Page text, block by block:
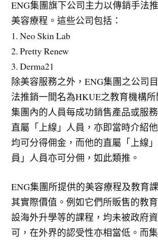
ENG集團旗下公司主力以傳銷手法
美容療程。這些公司包括：
1. Neo Skin Lab
2. Pretty Renew
3. Derma21
除美容服務之外，ENG集團之公司
法推銷一間名為HKUE之教育機構所
集團內的人員每成功銷售產品或服
直屬「上線」人員，亦即當時介紹
均可分得佣金，而他的直屬「上線
員」人員亦可分佣，如此類推。
ENG集團所提供的美容療程及教育
其實際價值。例如它們所販售的教
設海外升學等的課程，均未被政府
可，在外界的認受性亦相當低。而